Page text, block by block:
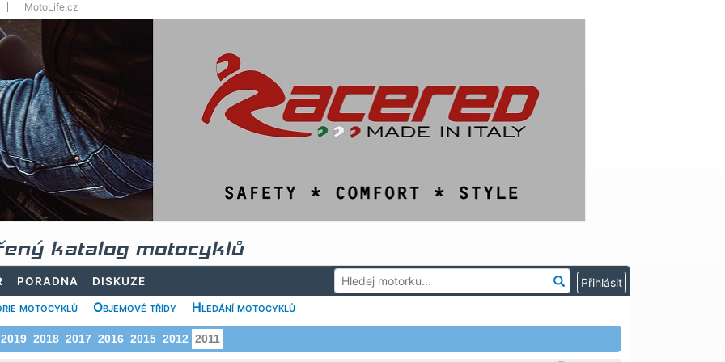
MotoLife.cz
katalog motocyklů
PORADNA DISKUZE
motocyklů Objemové třídy Hledání motocyklů
2019 2018 2017 2016 2015 2012 2011